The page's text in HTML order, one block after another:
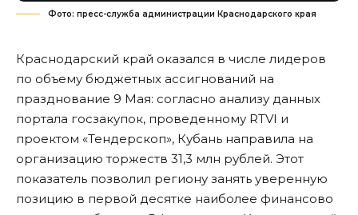
Фото: пресс-служба администрации Краснодарского края
Краснодарский край оказался в числе лидеров
по объему бюджетных ассигнований на
празднование 9 Мая: согласно анализу данных
портала госзакупок, проведенному RTVI и
проектом «Тендерскоп», Кубань направила на
организацию торжеств 31,3 млн рублей. Этот
показатель позволил региону занять уверенную
позицию в первой десятке наиболее финансово